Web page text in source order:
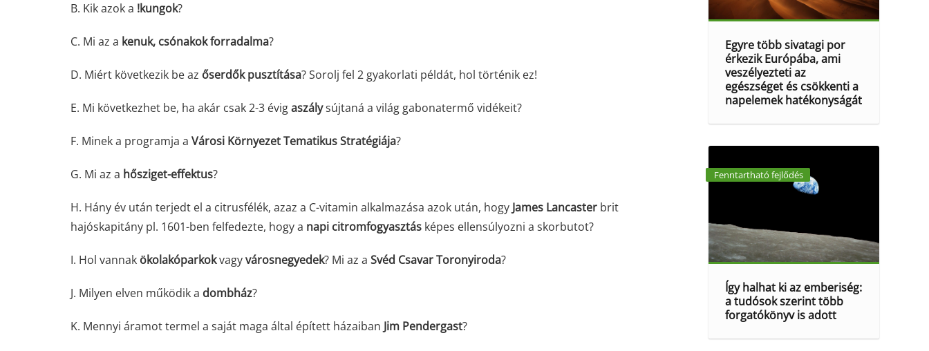
B. Kik azok a !kungok?
C. Mi az a kenuk, csónakok forradalma?
D. Miért következik be az őserdők pusztítása? Sorolj fel 2 gyakorlati példát, hol történik ez!
E. Mi következhet be, ha akár csak 2-3 évigaszálysújtaná a világ gabonatermő vidékeit?
F. Minek a programja a Városi Környezet Tematikus Stratégiája?
G. Mi az a hősziget-effektus?
H. Hány év után terjedt el a citrusfélék, azaz a C-vitamin alkalmazása azok után, hogy James Lancaster brit
hajóskapitány pl. 1601-ben felfedezte, hogy a napi citromfogyasztás képes ellensúlyozni a skorbutot?
I. Hol vannak ökolakóparkokvagyvárosnegyedek? Mi az a Svéd Csavar Toronyiroda?
J. Milyen elven működik a dombház?
K. Mennyi áramot termel a saját maga által épített házaiban Jim Pendergast?
Egyre több sivatagi por
érkezik Európába, ami
veszélyezteti az
egészséget és csökkenti a
napelemek hatékonyságát
Fenntartható fejlődés
Így halhat ki az emberiség:
a tudósok szerint több
forgatókönyv is adott